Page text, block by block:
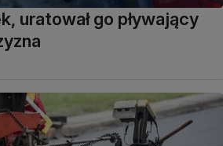
uratował go pływający